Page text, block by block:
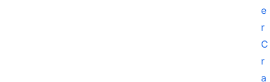
e
r
C
r
a